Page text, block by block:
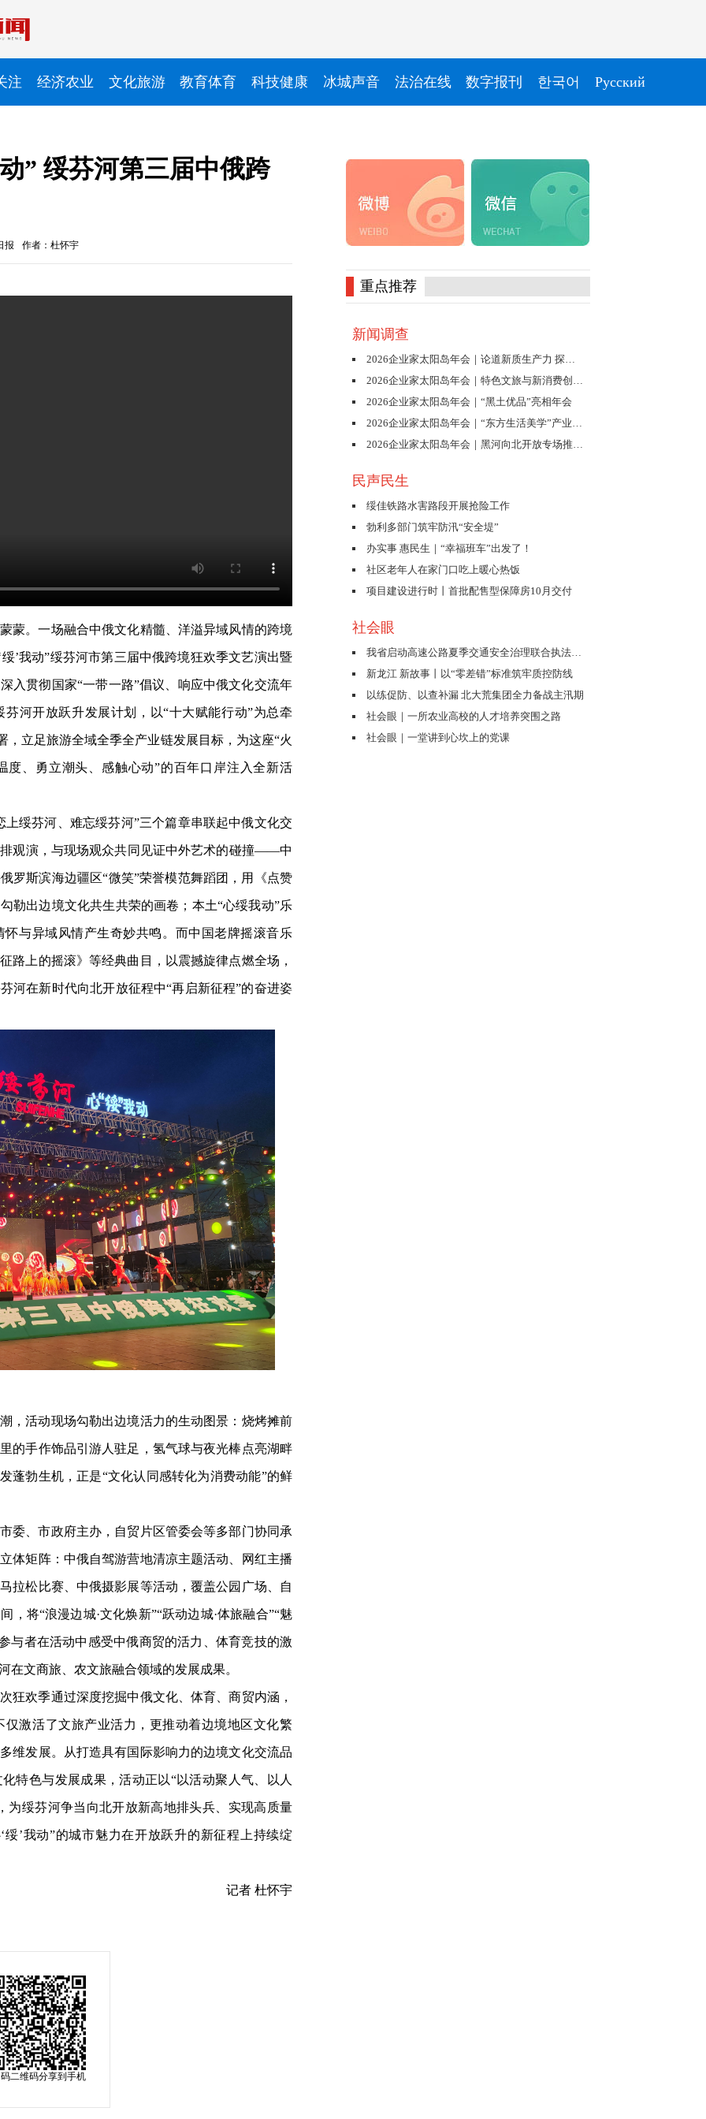
注 经济农业 文化旅游 教育体育 科技健康 冰城声音 法治在线 数字报刊 한국어 Pусский
” 绥芬河第三届中俄跨
报 作者：杜怀宇
蒙。一场融合中俄文化精髓、洋溢异域风情的跨境
’我动”绥芬河市第三届中俄跨境狂欢季文艺演出暨
入贯彻国家“一带一路”倡议、响应中俄文化交流年
河开放跃升发展计划，以“十大赋能行动”为总牵
，立足旅游全域全季全产业链发展目标，为这座“火
度、勇立潮头、感触心动”的百年口岸注入全新活
绥芬河、难忘绥芬河”三个篇章串联起中俄文化交
观演，与现场观众共同见证中外艺术的碰撞——中
罗斯滨海边疆区“微笑”荣誉模范舞蹈团，用《点赞
勒出边境文化共生共荣的画卷；本土“心绥我动”乐
与异域风情产生奇妙共鸣。而中国老牌摇滚音乐
路上的摇滚》等经典曲目，以震撼旋律点燃全场，
河在新时代向北开放征程中“再启新征程”的奋进姿
，活动现场勾勒出边境活力的生动图景：烧烤摊前
的手作饰品引游人驻足，氢气球与夜光棒点亮湖畔
勃生机，正是“文化认同感转化为消费动能”的鲜
委、市政府主办，自贸片区管委会等多部门协同承
体矩阵：中俄自驾游营地清凉主题活动、网红主播
拉松比赛、中俄摄影展等活动，覆盖公园广场、自
，将“浪漫边城·文化焕新”“跃动边城·体旅融合”“魅
与者在活动中感受中俄商贸的活力、体育竞技的激
在文商旅、农文旅融合领域的发展成果。
狂欢季通过深度挖掘中俄文化、体育、商贸内涵，
激活了文旅产业活力，更推动着边境地区文化繁
维发展。从打造具有国际影响力的边境文化交流品
特色与发展成果，活动正以“以活动聚人气、以人
为绥芬河争当向北开放新高地排头兵、实现高质量
’我动”的城市魅力在开放跃升的新征程上持续绽
记者 杜怀宇
二维码分享到手机